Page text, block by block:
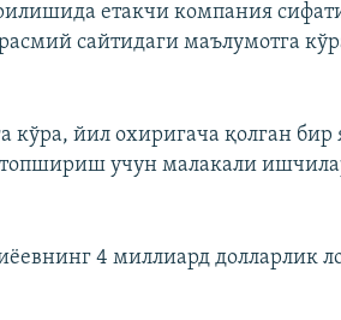
етакчи компания
сайтидаги маълумотга
кўра, йил охиригача қолган
учун малакали
4 миллиард долларлик